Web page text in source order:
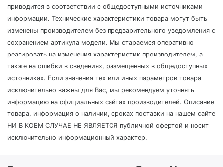
приводится в соответствии с общедоступными источниками
информации. Технические характеристики товара могут быть
изменены производителем без предварительного уведомления с
сохранением артикула модели. Мы стараемся оперативно
реагировать на изменения характеристик производителем, а
также на ошибки в сведениях, размещенных в общедоступных
источниках. Если значения тех или иных параметров товара
исключительно важны для Вас, мы рекомендуем уточнять
информацию на официальных сайтах производителей. Описание
товара, информация о наличии, сроках поставки на нашем сайте
НИ В КОЕМ СЛУЧАЕ НЕ ЯВЛЯЕТСЯ публичной офертой и носит
исключительно информационный характер.